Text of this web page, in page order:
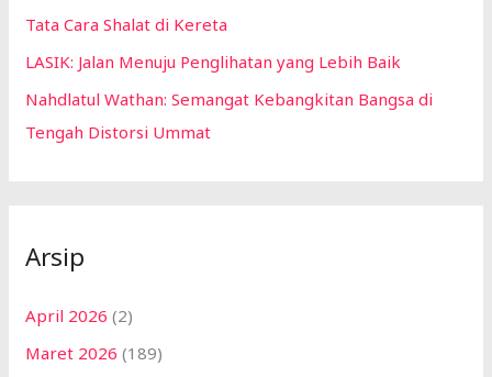
Tata Cara Shalat di Kereta
LASIK: Jalan Menuju Penglihatan yang Lebih Baik
Nahdlatul Wathan: Semangat Kebangkitan Bangsa di
Tengah Distorsi Ummat
Arsip
April 2026 (2)
Maret 2026 (189)